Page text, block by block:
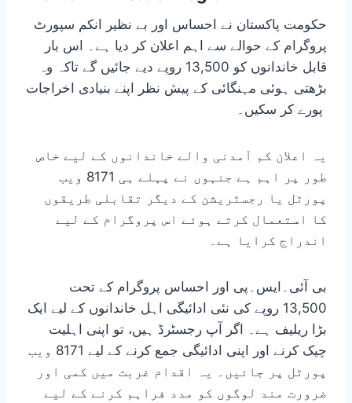
پروگرام کے حوالے سے اہم اعلان کر دیا ہے۔ اس بار
قابل خاندانوں کو 13,500 روپے دیے جائیں گے تاکہ وہ
بڑھتی ہوئی مہنگائی کے پیش نظر اپنے بنیادی اخراجات
یہ اعلان کم آمدنی والے خاندانوں کے لیے خاص
طور پر اہم ہے جنہوں نے پہلے ہی 8171 ویب
پورٹل یا رجسٹریشن کے دیگر تقابلی طریقوں
کا استعمال کرتے ہوئے اس پروگرام کے لیے
اندراج کرایا ہے۔
بی آئی۔ایس۔پی اور احساس پروگرام کے تحت
13,500 روپے کی نئی ادائیگی اہل خاندانوں کے لیے ایک
بڑا ریلیف ہے۔ اگر آپ رجسٹرڈ ہیں، تو اپنی اہلیت
چیک کرنے اور اپنی ادائیگی جمع کرنے کے لیے 8171 ویب
پورٹل پر جائیں۔ یہ اقدام غربت میں کمی اور
ضرورت مند لوگوں کو مدد فراہم کرنے کے لیے